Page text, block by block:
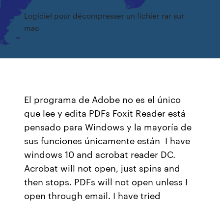
Logiciel pour décompresser un fichier rar sur
mac
El programa de Adobe no es el único
que lee y edita PDFs Foxit Reader está
pensado para Windows y la mayoría de
sus funciones únicamente están I have
windows 10 and acrobat reader DC.
Acrobat will not open, just spins and
then stops. PDFs will not open unless I
open through email. I have tried